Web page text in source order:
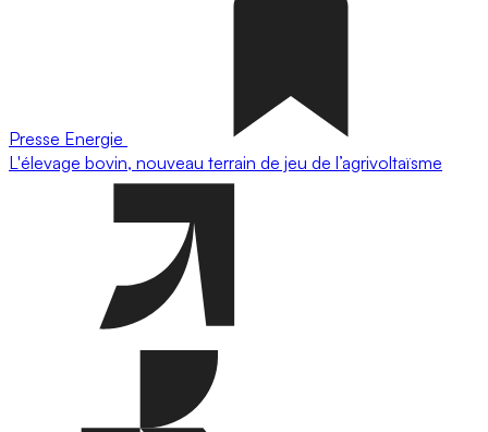
Presse Energie
L'élevage bovin, nouveau terrain de jeu de l’agrivoltaïsme